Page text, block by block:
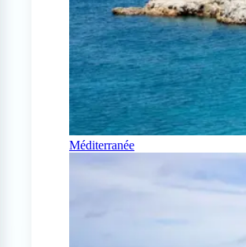
Méditerranée